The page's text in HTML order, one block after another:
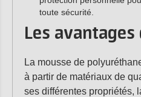
toute sécurité.
Les avantages
La mousse de
à partir de matériaux de
ses différentes propriétés,